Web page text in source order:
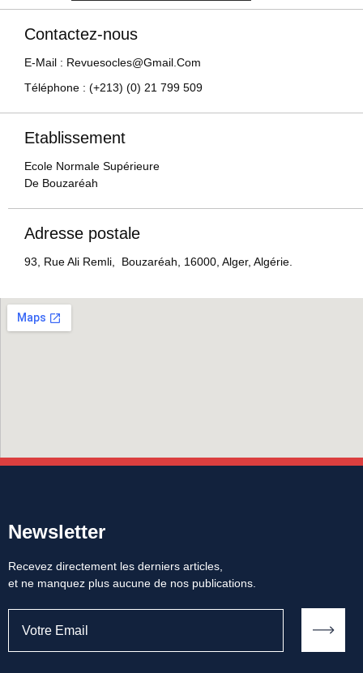
Contactez-nous
E-Mail : Revuesocles@gmail.com
Téléphone : (+213) (0) 21 799 509
Etablissement
Ecole Normale Supérieure
De Bouzaréah
Adresse postale
93, Rue Ali Remli, Bouzaréah, 16000, Alger, Algérie.
Newsletter
Recevez directement les derniers articles,
et ne manquez plus aucune de nos publications.